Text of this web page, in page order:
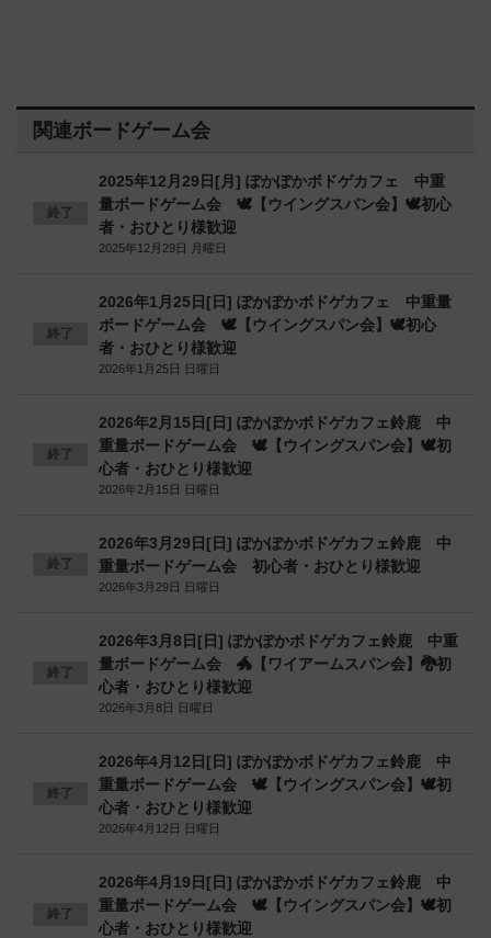
関連ボードゲーム会
終了
2025年12月29日[月] ぽかぽかボドゲカフェ 中重
量ボードゲーム会 🕊️【ウイングスパン会】🕊️初心
者・おひとり様歓迎
2025年12月29日 月曜日
終了
2026年1月25日[日] ぽかぽかボドゲカフェ 中重量
ボードゲーム会 🕊️【ウイングスパン会】🕊️初心
者・おひとり様歓迎
2026年1月25日 日曜日
終了
2026年2月15日[日] ぽかぽかボドゲカフェ鈴鹿 中
重量ボードゲーム会 🕊️【ウイングスパン会】🕊️初
心者・おひとり様歓迎
2026年2月15日 日曜日
終了
2026年3月29日[日] ぽかぽかボドゲカフェ鈴鹿 中
重量ボードゲーム会 初心者・おひとり様歓迎
2026年3月29日 日曜日
終了
2026年3月8日[日] ぽかぽかボドゲカフェ鈴鹿 中重
量ボードゲーム会 🐲【ワイアームスパン会】🐉初
心者・おひとり様歓迎
2026年3月8日 日曜日
終了
2026年4月12日[日] ぽかぽかボドゲカフェ鈴鹿 中
重量ボードゲーム会 🕊️【ウイングスパン会】🕊️初
心者・おひとり様歓迎
2026年4月12日 日曜日
終了
2026年4月19日[日] ぽかぽかボドゲカフェ鈴鹿 中
重量ボードゲーム会 🕊️【ウイングスパン会】🕊️初
心者・おひとり様歓迎